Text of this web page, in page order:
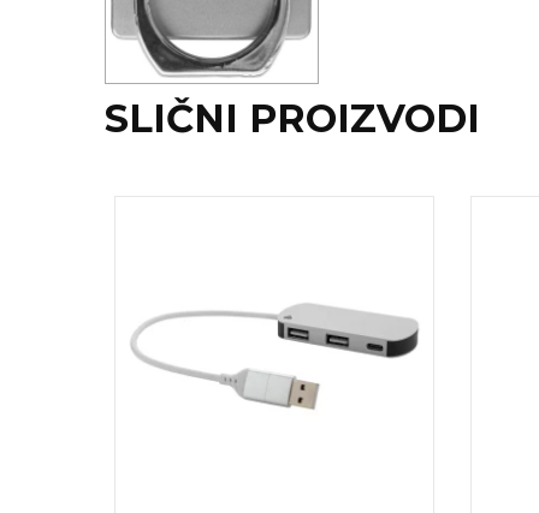
NARUKVICE ZA ŽURKE I
DOGAĐAJE
ID PLOČICA
KUĆNI SETOVI
SLIČNI PROIZVODI